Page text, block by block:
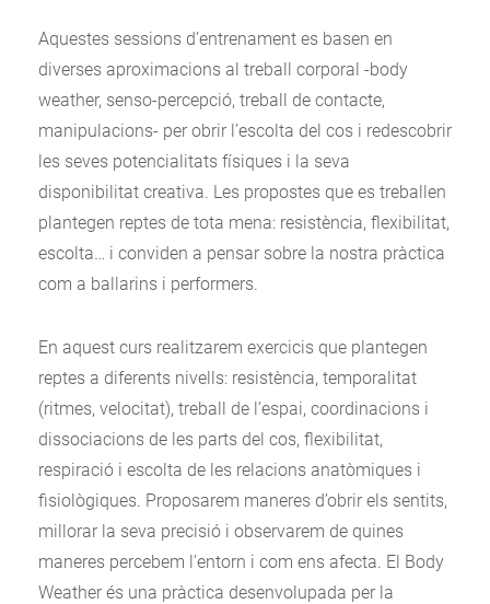
Aquestes sessions d’entrenament es basen en
diverses aproximacions al treball corporal -body
weather, senso-percepció, treball de contacte,
manipulacions- per obrir l’escolta del cos i redescobrir
les seves potencialitats físiques i la seva
disponibilitat creativa. Les propostes que es treballen
plantegen reptes de tota mena: resistència, flexibilitat,
escolta… i conviden a pensar sobre la nostra pràctica
com a ballarins i performers.
En aquest curs realitzarem exercicis que plantegen
reptes a diferents nivells: resistència, temporalitat
(ritmes, velocitat), treball de l’espai, coordinacions i
dissociacions de les parts del cos, flexibilitat,
respiració i escolta de les relacions anatòmiques i
fisiològiques. Proposarem maneres d’obrir els sentits,
millorar la seva precisió i observarem de quines
maneres percebem l’entorn i com ens afecta. El Body
Weather és una pràctica desenvolupada per la